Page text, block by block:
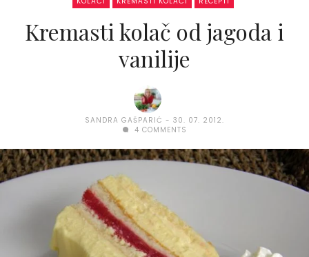
Kremasti kolač od jagoda i
vanilije
SANDRA GAŠPARIĆ
30. 07. 2012.
4 COMMENTS